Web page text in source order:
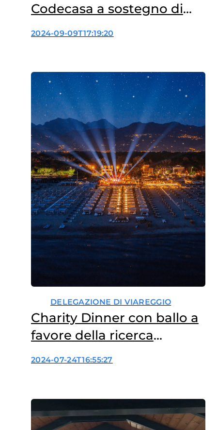
Codecasa a sostegno di
Fondazione Veronesi
2024-09-09T17:19:20
DELEGAZIONE DI VIAREGGIO
Charity Dinner con ballo a
favore della ricerca
oncologica, organizzata
2024-07-24T16:55:27